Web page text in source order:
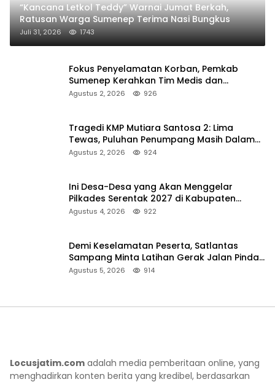
“Kancana Letkol Teddy” Warnai Jumat Berkah,
Ratusan Warga Sumenep Terima Nasi Bungkus
Juli 31, 2026 1743
Fokus Penyelamatan Korban, Pemkab
Sumenep Kerahkan Tim Medis dan
Ambulans ke Pelabuhan Kalianget
Agustus 2, 2026 926
Tragedi KMP Mutiara Santosa 2: Lima
Tewas, Puluhan Penumpang Masih Dalam
Pencarian
Agustus 2, 2026 924
Ini Desa-Desa yang Akan Menggelar
Pilkades Serentak 2027 di Kabupaten
Sumenep
Agustus 4, 2026 922
Demi Keselamatan Peserta, Satlantas
Sampang Minta Latihan Gerak Jalan Pindah
ke Lokasi Aman
Agustus 5, 2026 914
Locusjatim.com adalah media pemberitaan online, yang
menghadirkan konten berita yang kredibel, berdasarkan